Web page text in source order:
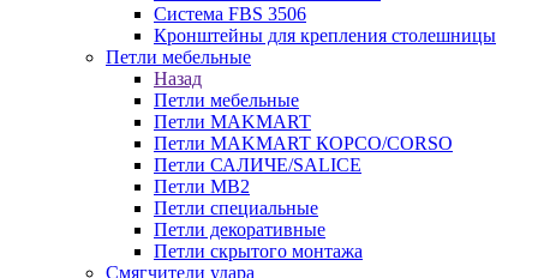
Система FBS 3506
Кронштейны для крепления столешницы
Петли мебельные
Назад
Петли мебельные
Петли MAKMART
Петли MAKMART КОРСО/CORSO
Петли САЛИЧЕ/SALICE
Петли MB2
Петли специальные
Петли декоративные
Петли скрытого монтажа
Смягчители удара